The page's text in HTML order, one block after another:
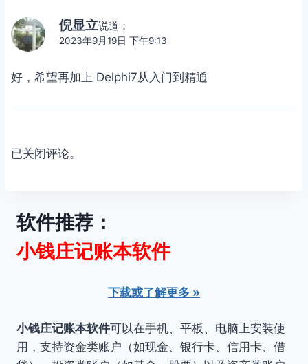
倪显立说道：
2023年9月19日 下午9:13
好，希望再加上 Delphi7从入门到精通
已关闭评论。
软件推荐：
小钱庄记账本软件
下载或了解更多 »
小钱庄记账本软件可以在手机、平板、电脑上安装使
用，支持资金类账户（如现金、银行卡、信用卡、借